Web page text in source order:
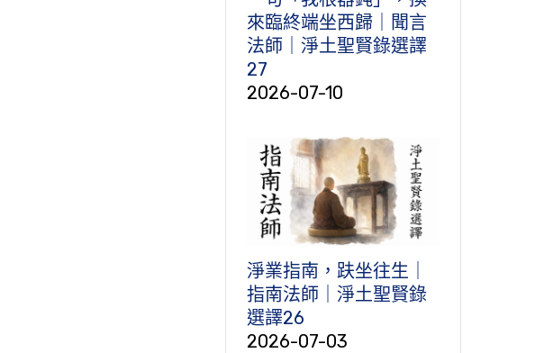
來臨終端坐西歸｜聞言
法師｜淨土聖賢錄選譯
27
2026-07-10
淨業指南，趺坐往生｜
指南法師｜淨土聖賢錄
選譯26
2026-07-03